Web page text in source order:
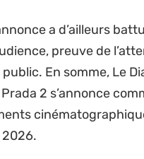
a d’ailleurs
preuve de
En somme, Le
2 s’annonce